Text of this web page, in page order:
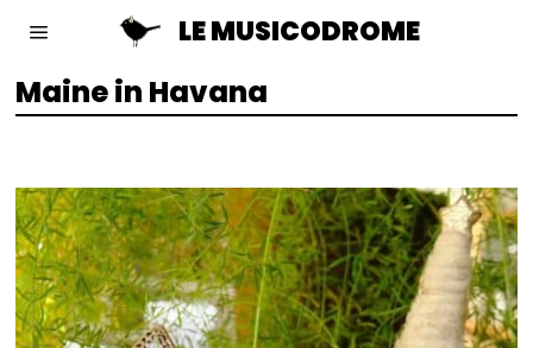
LE MUSICODROME
Maine in Havana